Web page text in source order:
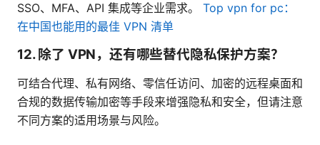
SSO、MFA、API 集成等企业需求。 Top vpn for pc：
在中国也能用的最佳 VPN 清单
12. 除了 VPN，还有哪些替代隐私保护方案？
可结合代理、私有网络、零信任访问、加密的远程桌面和
合规的数据传输加密等手段来增强隐私和安全，但请注意
不同方案的适用场景与风险。